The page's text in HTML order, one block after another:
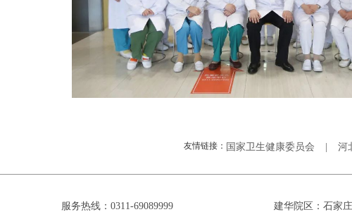
友情链接： 国家卫生健康委员会 | 河
服务热线：0311-69089999 建华院区：石家